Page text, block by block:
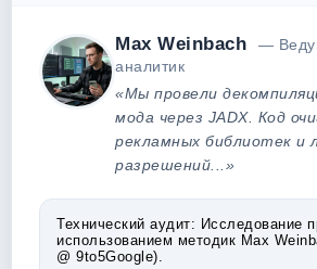
Max Weinbach
—
аналитик
«Мы провели
мода через JADX. Код
рекламных библиотек и
разрешений...»
Технический аудит: Исследование
использованием методик Max
@ 9to5Google).